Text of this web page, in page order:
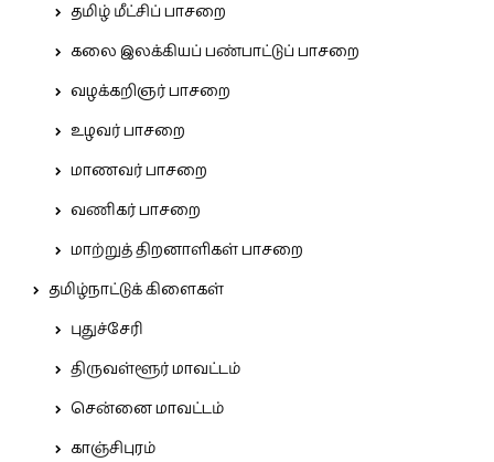
தமிழ் மீட்சிப் பாசறை
கலை இலக்கியப் பண்பாட்டுப் பாசறை
வழக்கறிஞர் பாசறை
உழவர் பாசறை
மாணவர் பாசறை
வணிகர் பாசறை
மாற்றுத் திறனாளிகள் பாசறை
தமிழ்நாட்டுக் கிளைகள்
புதுச்சேரி
திருவள்ளூர் மாவட்டம்
சென்னை மாவட்டம்
காஞ்சிபுரம்